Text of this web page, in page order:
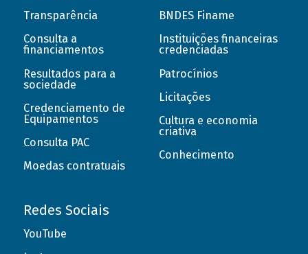
Transparência
Consulta a
financiamentos
Resultados para a
sociedade
Credenciamento de
Equipamentos
Consulta PAC
Moedas contratuais
BNDES Finame
Instituições financeiras
credenciadas
Patrocínios
Licitações
Cultura e economia
criativa
Conhecimento
Redes Sociais
YouTube